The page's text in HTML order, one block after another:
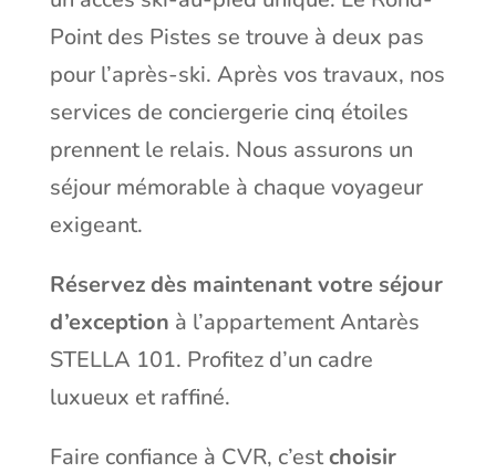
Point des Pistes se trouve à deux pas
pour l’après-ski. Après vos travaux, nos
services de conciergerie cinq étoiles
prennent le relais. Nous assurons un
séjour mémorable à chaque voyageur
exigeant.
Réservez dès maintenant votre séjour
d’exception à l’appartementAntarès
STELLA 101. Profitez d’un cadre
luxueux et raffiné.
Faire confiance à CVR, c’estchoisir